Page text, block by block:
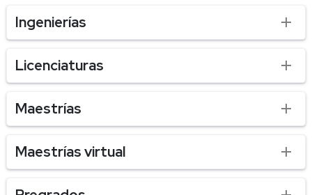
Ingenierías
Licenciaturas
Maestrías
Maestrías virtual